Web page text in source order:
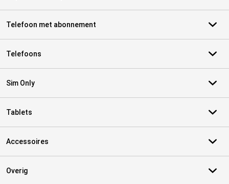
Telefoon met abonnement
Telefoons
Sim Only
Tablets
Accessoires
Overig